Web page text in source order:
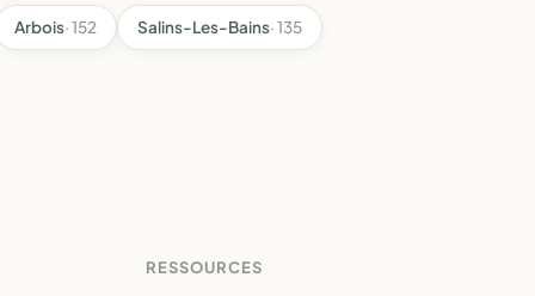
Arbois· 152 Salins-Les-Bains· 135
RESSOURCES